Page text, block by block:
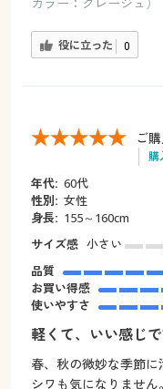
役に立った 0
ご
購
年代: 60代
性別: 女性
身長: 155～160cm
サイズ感 小さい
品質
お買い得感
使いやすさ
軽くて、いい感じで
春、秋の微妙な季節に
シワも気になりませ